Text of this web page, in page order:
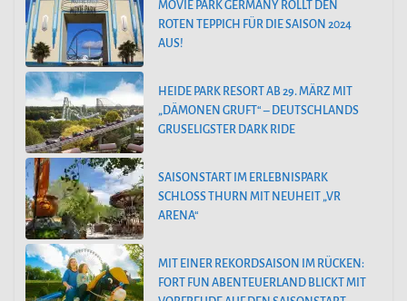
MOVIE PARK GERMANY ROLLT DEN
ROTEN TEPPICH FÜR DIE SAISON 2024
AUS!
HEIDE PARK RESORT AB 29. MÄRZ MIT
„DÄMONEN GRUFT“ – DEUTSCHLANDS
GRUSELIGSTER DARK RIDE
SAISONSTART IM ERLEBNISPARK
SCHLOSS THURN MIT NEUHEIT „VR
ARENA“
MIT EINER REKORDSAISON IM RÜCKEN:
FORT FUN ABENTEUERLAND BLICKT MIT